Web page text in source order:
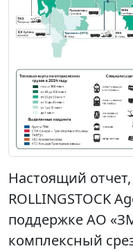
Настоящий
ROLLINGSTOCK
поддержке АО
комплексный